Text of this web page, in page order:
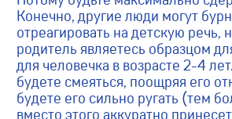
Конечно, другие люди могут
отреагировать на детскую речь,
родитель являетесь образцом
для человечка в возрасте 2-4
будете смеяться, поощряя его
будете его сильно ругать (тем